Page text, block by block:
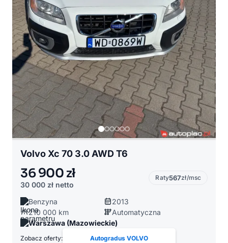
Volvo Xc 70 3.0 AWD T6
36 900 zł
30 000 zł netto
Raty567zł/msc
Benzyna
2013
210 000 km
Automatyczna
Warszawa (Mazowieckie)
Zobacz oferty: Autogradus VOLVO